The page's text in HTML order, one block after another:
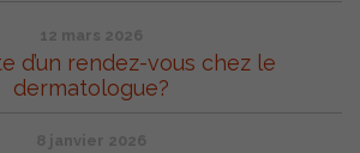
12 mars 2026
d’un rendez-vous chez le
dermatologue?
8 janvier 2026